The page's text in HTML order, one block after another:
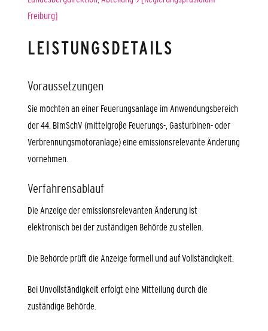
Freiburg]
LEISTUNGSDETAILS
Voraussetzungen
Sie möchten an einer Feuerungsanlage im Anwendungsbereich
der 44. BImSchV (mittelgroße Feuerungs-, Gasturbinen- oder
Verbrennungsmotoranlage) eine emissionsrelevante Änderung
vornehmen.
Verfahrensablauf
Die Anzeige der emissionsrelevanten Änderung ist
elektronisch bei der zuständigen Behörde zu stellen.
Die Behörde prüft die Anzeige formell und auf Vollständigkeit.
Bei Unvollständigkeit erfolgt eine Mitteilung durch die
zuständige Behörde.